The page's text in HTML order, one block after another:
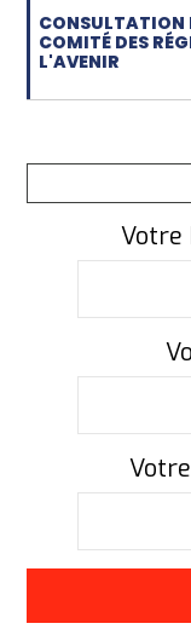
CONSULTATION
COMITÉ DES
L'AVENIR
Votre